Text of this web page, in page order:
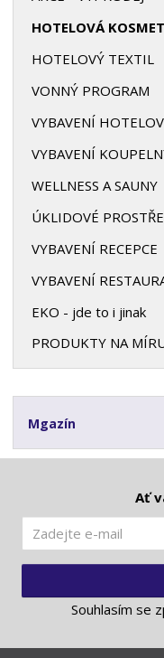
HOTELOVÁ
HOTELOVÝ TEXTIL
VONNÝ PROGRAM
VYBAVENÍ
VYBAVENÍ
WELLNESS A SAUNY
ÚKLIDOVÉ
VYBAVENÍ RECEPCE
VYBAVENÍ
EKO - jde to i jinak
PRODUKTY NA
Mgazín
Ať
Souhlasím se